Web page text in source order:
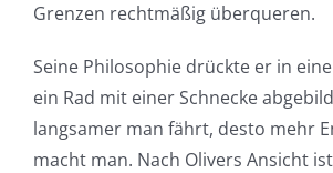
Grenzen rechtmäßig überqueren.
Seine Philosophie drückte er in
ein Rad mit einer Schnecke
langsamer man fährt, desto mehr
macht man. Nach Olivers Ansicht